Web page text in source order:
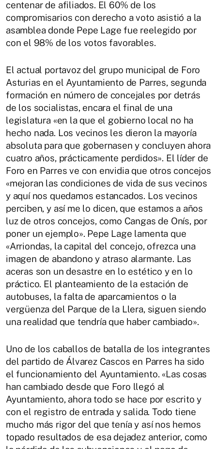
centenar de afiliados. El 60% de los
compromisarios con derecho a voto asistió a la
asamblea donde Pepe Lage fue reelegido por
con el 98% de los votos favorables.
El actual portavoz del grupo municipal de Foro
Asturias en el Ayuntamiento de Parres, segunda
formación en número de concejales por detrás
de los socialistas, encara el final de una
legislatura «en la que el gobierno local no ha
hecho nada. Los vecinos les dieron la mayoría
absoluta para que gobernasen y concluyen ahora
cuatro años, prácticamente perdidos». El líder de
Foro en Parres ve con envidia que otros concejos
«mejoran las condiciones de vida de sus vecinos
y aquí nos quedamos estancados. Los vecinos
perciben, y así me lo dicen, que estamos a años
luz de otros concejos, como Cangas de Onís, por
poner un ejemplo». Pepe Lage lamenta que
«Arriondas, la capital del concejo, ofrezca una
imagen de abandono y atraso alarmante. Las
aceras son un desastre en lo estético y en lo
práctico. El planteamiento de la estación de
autobuses, la falta de aparcamientos o la
vergüenza del Parque de la Llera, siguen siendo
una realidad que tendría que haber cambiado».
Uno de los caballos de batalla de los integrantes
del partido de Álvarez Cascos en Parres ha sido
el funcionamiento del Ayuntamiento. «Las cosas
han cambiado desde que Foro llegó al
Ayuntamiento, ahora todo se hace por escrito y
con el registro de entrada y salida. Todo tiene
mucho más rigor del que tenía y así nos hemos
topado resultados de esa dejadez anterior, como